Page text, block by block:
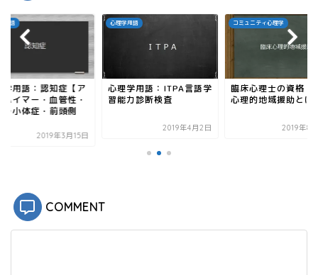
し
い
ィ
ン
で
開
き
ま
す
)
ク
し
(
新
し
い
ウ
ィ
ド
ウ
用語
学用語：認知症【ア
ハイマー・血管性・
ー小体症・前頭側
2019年3月15日
心理学用語
心理学用語：ITPA言語学
習能力診断検査
2019年4月2日
コミュニティ心理学
臨床心理士の資格：
心理的地域援助とは
2019年8
COMMENT